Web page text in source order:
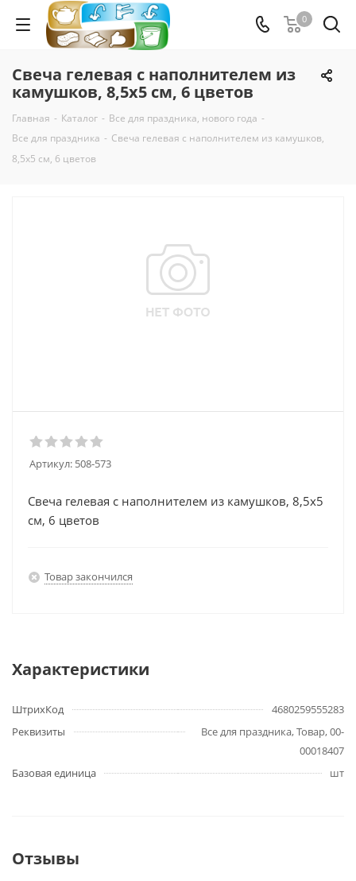
0
Свеча гелевая с наполнителем из
камушков, 8,5х5 см, 6 цветов
Главная - Каталог - Все для праздника, нового года -
Все для праздника - Свеча гелевая с наполнителем из камушков,
8,5х5 см, 6 цветов
Артикул: 508-573
Свеча гелевая с наполнителем из камушков, 8,5х5
см, 6 цветов
Товар закончился
Характеристики
ШтрихКод
4680259555283
Реквизиты
Все для праздника, Товар, 00-
00018407
Базовая единица
шт
Отзывы